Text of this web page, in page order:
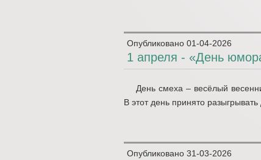
Опубликовано 01-04-2026
1 апреля - «День
День смеха – весёлый
В этот день принято разыгрывать
Опубликовано 31-03-2026